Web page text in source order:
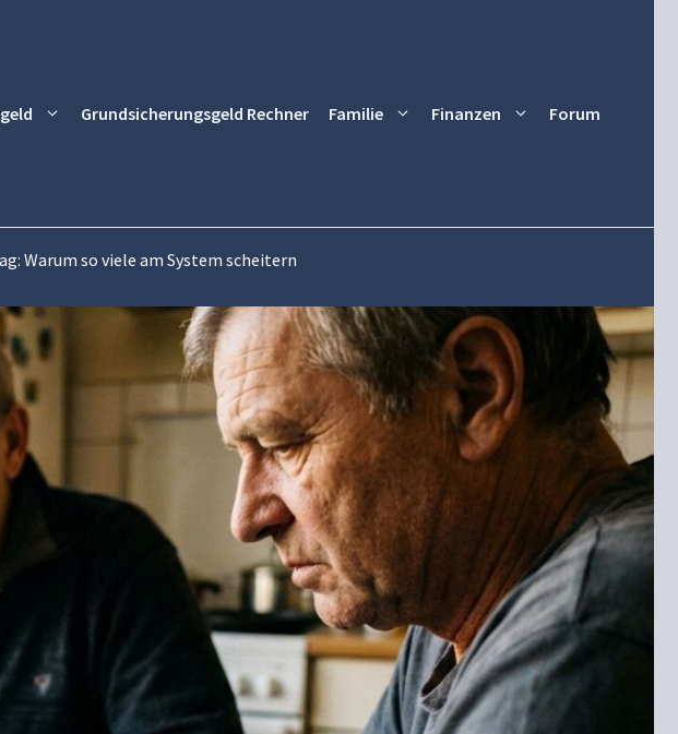
Grundsicherungsgeld Rechner Familie Finanzen Forum
Warum so viele am System scheitern